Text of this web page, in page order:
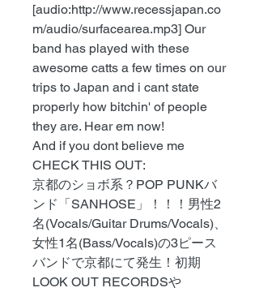
[audio:http://www.recessjapan.co
m/audio/surfacearea.mp3] Our
band has played with these
awesome catts a few times on our
trips to Japan and i cant state
properly how bitchin' of people
they are. Hear em now!
And if you dont believe me
CHECK THIS OUT:
京都のショボ系？POP PUNKバ
ンド「SANHOSE」！！！男性2
名(Vocals/Guitar Drums/Vocals)、
女性1名(Bass/Vocals)の3ピース
バンドで京都にて発生！初期
LOOK OUT RECORDSや